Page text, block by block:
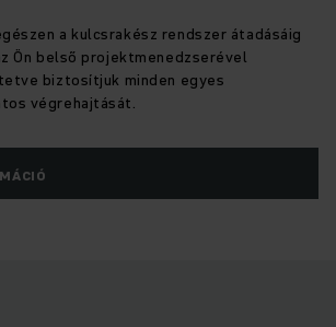
a kulcsrakész rendszer átadásáig
Ön belső projektmenedzserével
biztosítjuk minden egyes
végrehajtását.